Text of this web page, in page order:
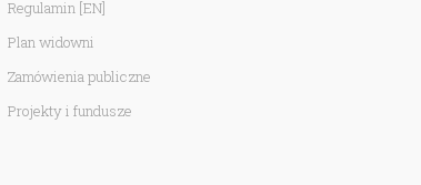
Regulamin [EN]
Plan widowni
Zamówienia publiczne
Projekty i fundusze